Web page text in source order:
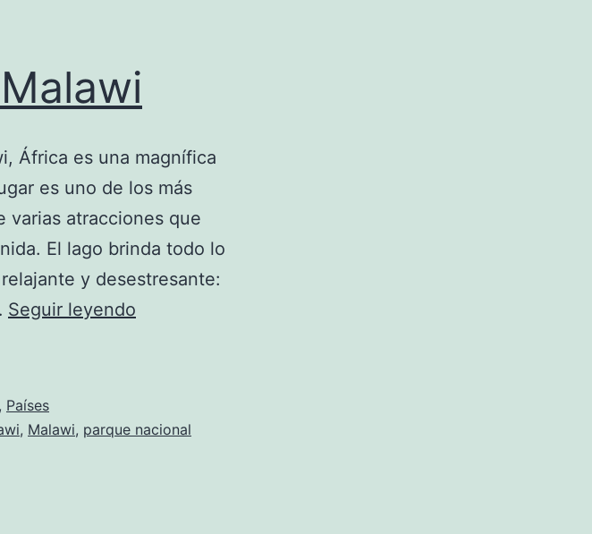
África es una magnífica
es uno de los más
varias atracciones que
El lago brinda todo lo
y desestresante:
Seguir leyendo
, Países
, Malawi, parque nacional